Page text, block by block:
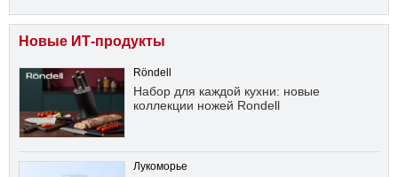
Новые ИТ-продукты
Röndell
Набор для каждой кухни: новые
коллекции ножей Rondell
Лукоморье